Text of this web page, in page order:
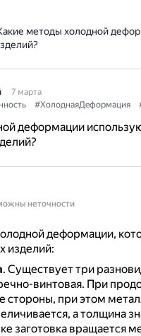
методы холодной
7 марта
#ХолоднаяДеформация
деформации
неточности
деформации,
изделий:
. Существует три
винтовая. При
при этом
а толщина
заготовка вращается